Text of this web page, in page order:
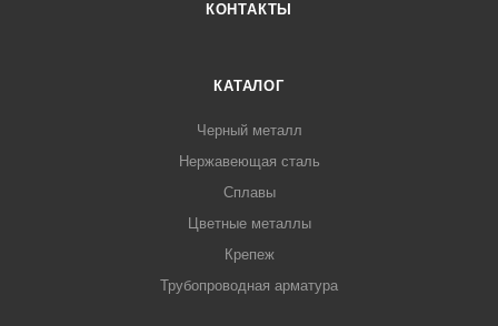
КОНТАКТЫ
КАТАЛОГ
Черный металл
Нержавеющая сталь
Сплавы
Цветные металлы
Крепеж
Трубопроводная арматура